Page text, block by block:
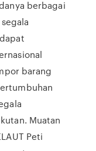
berbagai
barang
Muatan
Peti